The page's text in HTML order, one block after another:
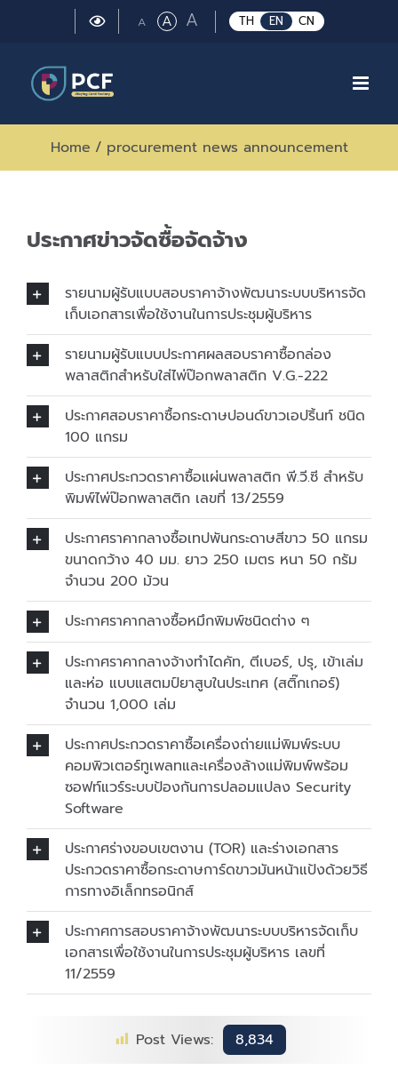
TH EN CN
A Small
ARegular
ALarge
font
Home / procurement news announcement
ประกาศข่าวจัดซื้อจัดจ้าง
รายนามผู้รับแบบสอบราคาจ้างพัฒนาระบบบริหารจัด
เก็บเอกสารเพื่อใช้งานในการประชุมผู้บริหาร
รายนามผู้รับแบบประกาศผลสอบราคาซื้อกล่อง
พลาสติกสำหรับใส่ไพ่ป๊อกพลาสติก V.G.-222
ประกาศสอบราคาซื้อกระดาษปอนด์ขาวเอปริ้นท์ ชนิด
100 แกรม
ประกาศประกวดราคาซื้อแผ่นพลาสติก พี.วี.ซี สำหรับ
พิมพ์ไพ่ป๊อกพลาสติก เลขที่ 13/2559
ประกาศราคากลางซื้อเทปพันกระดาษสีขาว 50 แกรม
ขนาดกว้าง 40 มม. ยาว 250 เมตร หนา 50 กรัม
จำนวน 200 ม้วน
ประกาศราคากลางซื้อหมึกพิมพ์ชนิดต่าง ๆ
ประกาศราคากลางจ้างทำไดคัท, ตีเบอร์, ปรุ, เข้าเล่ม
และห่อ แบบแสตมป์ยาสูบในประเทศ (สติ๊กเกอร์)
จำนวน 1,000 เล่ม
ประกาศประกวดราคาซื้อเครื่องถ่ายแม่พิมพ์ระบบ
คอมพิวเตอร์ทูเพลทและเครื่องล้างแม่พิมพ์พร้อม
ซอฟท์แวร์ระบบป้องกันการปลอมแปลง Security
Software
ประกาศร่างขอบเขตงาน (TOR) และร่างเอกสาร
ประกวดราคาซื้อกระดาษการ์ดขาวมันหน้าแป้งด้วยวิธี
การทางอิเล็กทรอนิกส์
ประกาศการสอบราคาจ้างพัฒนาระบบบริหารจัดเก็บ
เอกสารเพื่อใช้งานในการประชุมผู้บริหาร เลขที่
11/2559
Post Views: 8,834